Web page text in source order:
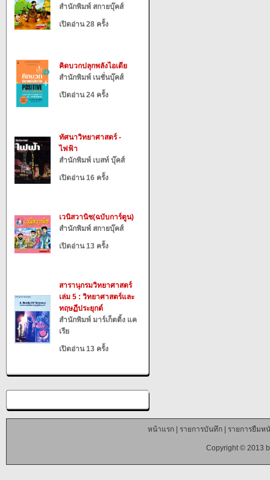
สำนักพิมพ์ สกายบุ๊คส์
เปิดอ่าน 28 ครั้ง
คิดบวกปลุกพลังไอเดีย
สำนักพิมพ์ เนชั่นบุ๊คส์
เปิดอ่าน 24 ครั้ง
ทัศนาวิทยาศาสตร์ -
ไฟฟ้า
สำนักพิมพ์ เบสท์ บุ๊คส์
เปิดอ่าน 16 ครั้ง
เวนิสวานิช(ฉบับการ์ตูน)
สำนักพิมพ์ สกายบุ๊คส์
เปิดอ่าน 13 ครั้ง
สารานุกรมวิทยาศาสตร์
เล่ม 5 : วิทยาศาสตร์และ
ทฤษฏีประยุกต์
สำนักพิมพ์ มาร์เก็ตติ้ง แค
เรีย
เปิดอ่าน 13 ครั้ง
หน้าแรก| รายการบันทึก| รายการยืมห
Copyright © 2013